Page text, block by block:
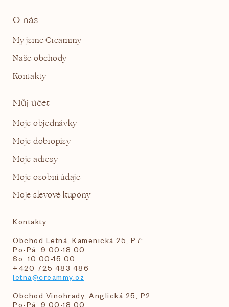
O nás
My jsme Creammy
Naše obchody
Kontakty
Můj účet
Moje objednávky
Moje dobropisy
Moje adresy
Moje osobní údaje
Moje slevové kupóny
Kontakty
Obchod Letná, Kamenická 25, P7:
Po-Pá: 9:00-18:00
So: 10:00-15:00
+420 725 483 486
letna@creammy.cz
Obchod Vinohrady, Anglická 25, P2:
Po-Pá: 9:00-18:00